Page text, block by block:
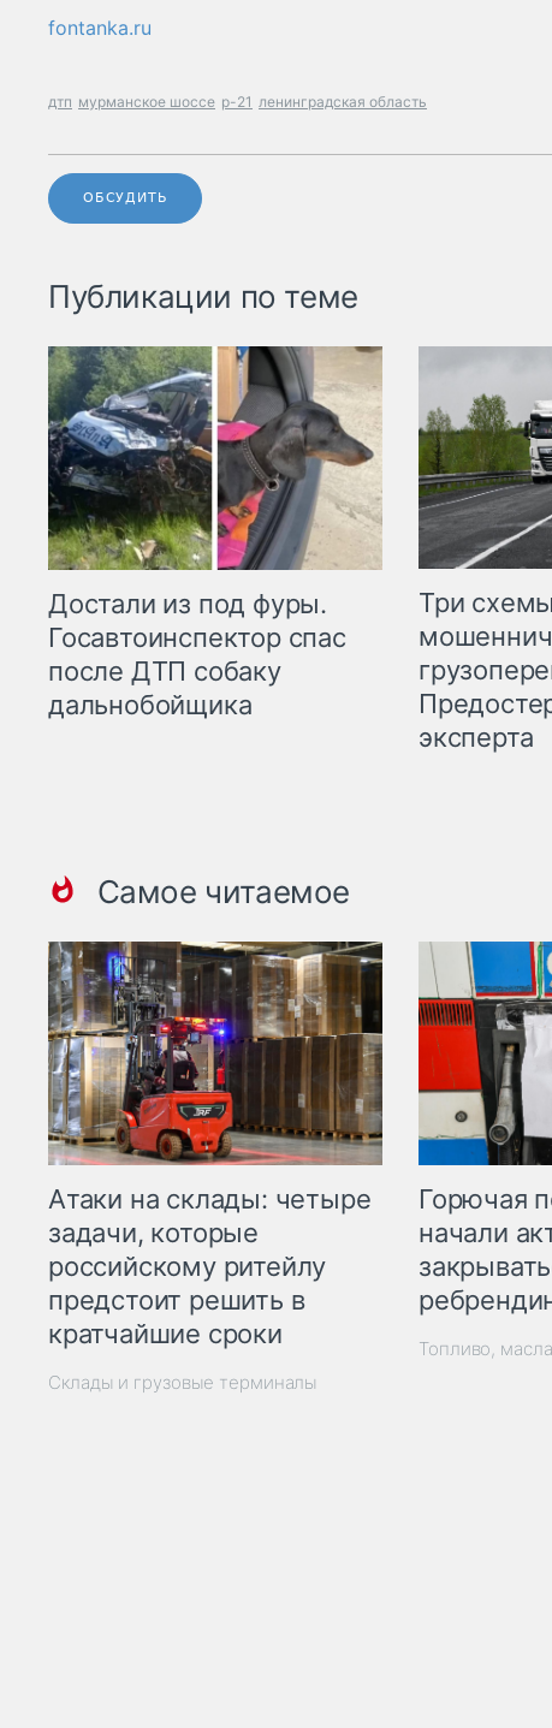
fontanka.ru
дтп мурманское шоссе р-21 ленинградская область
ОБСУДИТЬ
Публикации по теме
Достали из под фуры.
Госавтоинспектор спас
после ДТП собаку
дальнобойщика
Три схемы
эксперта
Самое читаемое
Атаки на склады: четыре
задачи, которые
российскому ритейлу
предстоит решить в
кратчайшие сроки
Склады и грузовые терминалы
Горючая
начали
Топливо,